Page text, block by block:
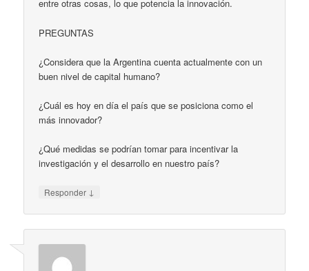
entre otras cosas, lo que potencia la innovación.
PREGUNTAS
¿Considera que la Argentina cuenta actualmente con un
buen nivel de capital humano?
¿Cuál es hoy en día el país que se posiciona como el
más innovador?
¿Qué medidas se podrían tomar para incentivar la
investigación y el desarrollo en nuestro país?
Responder ↓